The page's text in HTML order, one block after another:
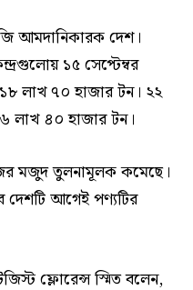
আমদানিকারক দেশ।
১৫ সেপ্টেম্বর
লাখ ৭০ হাজার টন। ২২
লাখ ৪০ হাজার টন।
মজুদ তুলনামূলক কমেছে।
দেশটি আগেই পণ্যটির
ফ্লোরেন্স স্মিত বলেন,